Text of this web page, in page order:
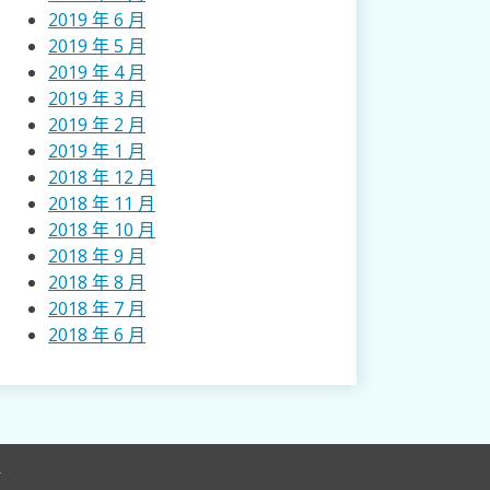
2019 年 6 月
2019 年 5 月
2019 年 4 月
2019 年 3 月
2019 年 2 月
2019 年 1 月
2018 年 12 月
2018 年 11 月
2018 年 10 月
2018 年 9 月
2018 年 8 月
2018 年 7 月
2018 年 6 月